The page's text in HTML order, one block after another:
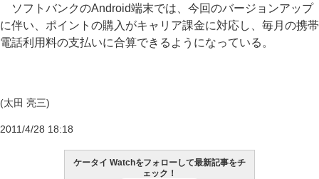
ソフトバンクのAndroid端末では、今回のバージョンアップ
に伴い、ポイントの購入がキャリア課金に対応し、毎月の携帯
電話利用料の支払いに合算できるようになっている。
(太田 亮三)
2011/4/28 18:18
ケータイ Watchをフォローして最新記事をチ
ェック！